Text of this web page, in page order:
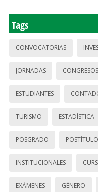
Tags
CONVOCATORIAS
JORNADAS CONGRESOS
ESTUDIANTES
TURISMO ESTADÍSTICA
POSGRADO
INSTITUCIONALES
EXÁMENES GÉNERO